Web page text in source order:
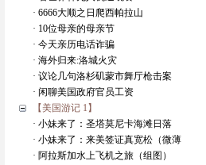
· 6666大顺之日爬西帕拉山
· 10位母亲的母亲节
· 今天亲历电话诈骗
· 海外归来:洛城火灾
· 议论几句洛杉矶蒙市舞厅枪击案
· 闲聊美国政府官员工资
【美国游记 1】
· 小妹来了：圣塔莫尼卡海滩日落
· 小妹来了：来美签证真宽松（微薄
· 阿拉斯加水上飞机之旅（组图）